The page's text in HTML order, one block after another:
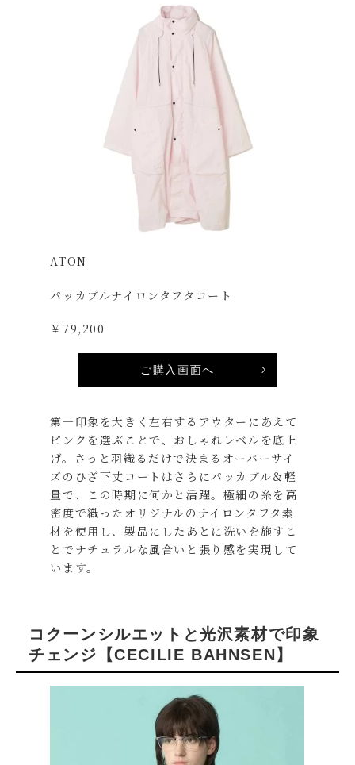
ATON
パッカブルナイロンタフタコート
￥79,200
ご購入画面へ
第一印象を大きく左右するアウターにあえて
ピンクを選ぶことで、おしゃれレベルを底上
げ。さっと羽織るだけで決まるオーバーサイ
ズのひざ下丈コートはさらにパッカブル＆軽
量で、この時期に何かと活躍。極細の糸を高
密度で織ったオリジナルのナイロンタフタ素
材を使用し、製品にしたあとに洗いを施すこ
とでナチュラルな風合いと張り感を実現して
います。
コクーンシルエットと光沢素材で印象
チェンジ 【CECILIE BAHNSEN】